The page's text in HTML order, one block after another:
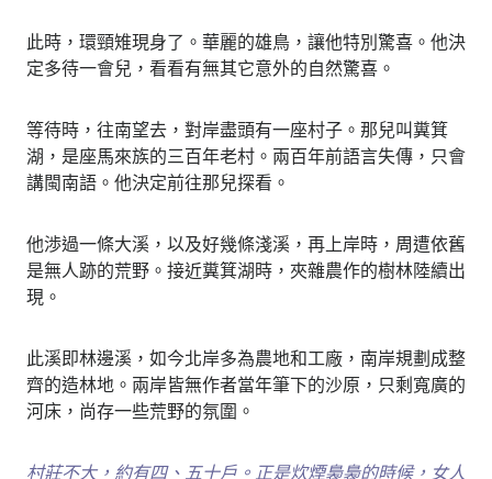
此時，環頸雉現身了。華麗的雄鳥，讓他特別驚喜。他決
定多待一會兒，看看有無其它意外的自然驚喜。
等待時，往南望去，對岸盡頭有一座村子。那兒叫糞箕
湖，是座馬來族的三百年老村。兩百年前語言失傳，只會
講閩南語。他決定前往那兒探看。
他渉過一條大溪，以及好幾條淺溪，再上岸時，周遭依舊
是無人跡的荒野。接近糞箕湖時，夾雜農作的樹林陸續出
現。
此溪即林邊溪，如今北岸多為農地和工廠，南岸規劃成整
齊的造林地。兩岸皆無作者當年筆下的沙原，只剩寬廣的
河床，尚存一些荒野的氛圍。
村莊不大，約有四、五十戶。正是炊煙裊裊的時候，女人